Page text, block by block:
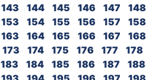
143 144 145 146 147
148
153 154 155 156 157
158
163 164 165 166 167
168
173 174 175 176 177
178
183 184 185 186 187
188